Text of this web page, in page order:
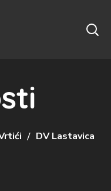
DV Lastavica